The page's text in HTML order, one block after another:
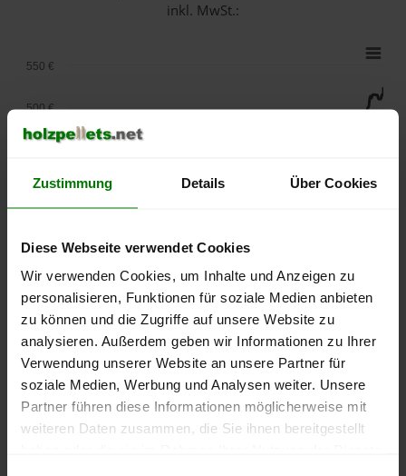
Zustimmung Details Über Cookies
Diese Webseite verwendet Cookies
Wir verwenden Cookies, um Inhalte und Anzeigen zu
personalisieren, Funktionen für soziale Medien anbieten
zu können und die Zugriffe auf unsere Website zu
analysieren. Außerdem geben wir Informationen zu Ihrer
Verwendung unserer Website an unsere Partner für
soziale Medien, Werbung und Analysen weiter. Unsere
Partner führen diese Informationen möglicherweise mit
weiteren Daten zusammen, die Sie ihnen bereitgestellt
inkl. MwSt.:
2025
2026
2026
250 €
300 €
400 €
500 €
550 €
Die aktuelle Preisentwicklung für Holzpellets in Deutschland
können Sie jederzeit auf unsererPelletspreise-Seite